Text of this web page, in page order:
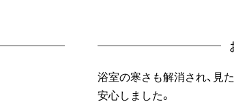
浴室の寒さも解消され、見
安心しました。